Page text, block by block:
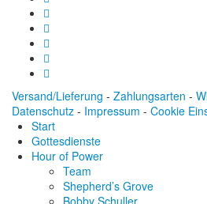
Versand/Lieferung - Zahlungsarten -
Datenschutz - Impressum - Cookie
Start
Gottesdienste
Hour of Power
Team
Shepherd’s Grove
Bobby Schuller